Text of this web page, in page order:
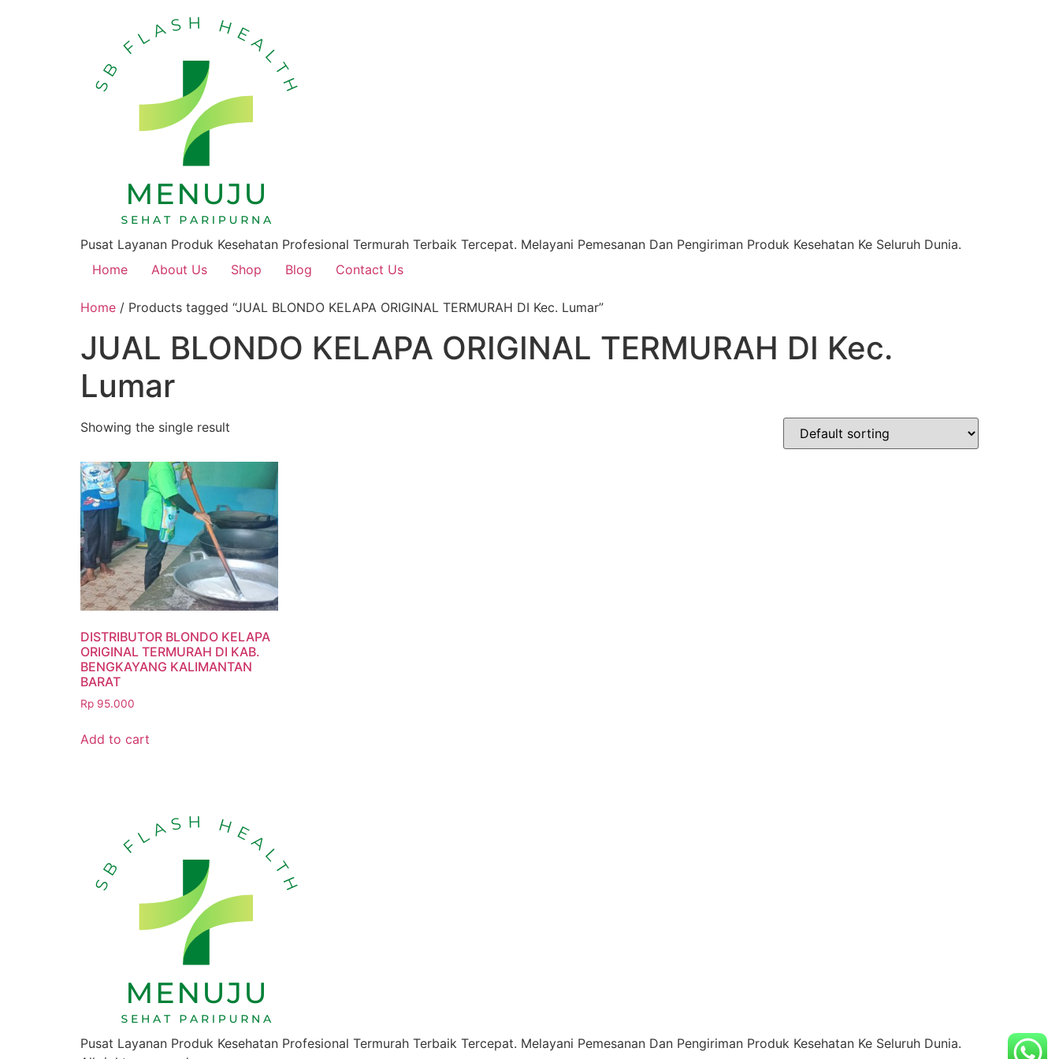
Pusat Layanan Produk Kesehatan Profesional Termurah Terbaik Tercepat. Melayani Pemesanan Dan Pengiriman Produk Kesehatan Ke Seluruh Dunia.
Home
About Us Shop Blog Contact Us
Home / Products tagged “JUAL BLONDO KELAPA ORIGINAL TERMURAH DI Kec. Lumar”
JUAL BLONDO KELAPA ORIGINAL TERMURAH DI Kec.
Lumar
Showing the single result
DISTRIBUTOR BLONDO KELAPA
ORIGINAL TERMURAH DI KAB.
BENGKAYANG KALIMANTAN
BARAT
Rp 95.000
Add to cart
Pusat Layanan Produk Kesehatan Profesional Termurah Terbaik Tercepat. Melayani Pemesanan Dan Pengiriman Produk Kesehatan Ke Seluruh Dunia.